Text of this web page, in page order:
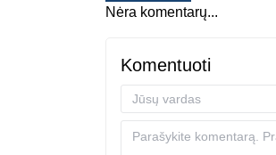
Nėra komentarų...
Komentuoti